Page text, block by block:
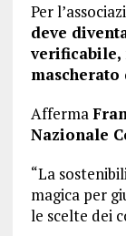
Per
deve
verificabile,
mascherato
Afferma
Nazionale
“La
magica per
le scelte dei